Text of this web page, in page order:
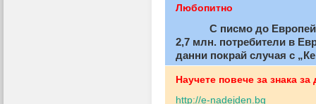
Любопитно
С писмо до
2,7 млн. потребители в
данни покрай случая с
Научете повече за знака
http://e-nadejden.bg